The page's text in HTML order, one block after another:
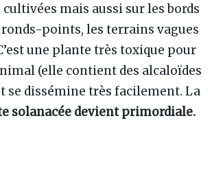
cultivées mais aussi sur les bords
ronds-points, les terrains vagues
une plante très toxique pour
(elle contient des alcaloïdes
se dissémine très facilement. La
solanacée devient primordiale.